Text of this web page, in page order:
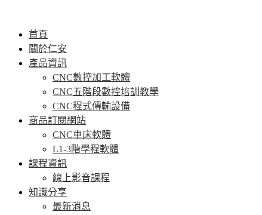
首頁
關於仁安
產品資訊
CNC數控加工軟體
CNC五階段數控培訓教學
CNC程式傳輸設備
商品訂閱網站
CNC車床軟體
L1-3階學程軟體
課程資訊
線上影音課程
知識分享
最新消息